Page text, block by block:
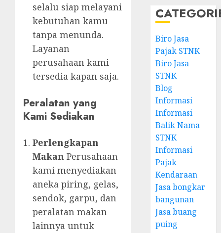
selalu siap melayani
kebutuhan kamu
tanpa menunda.
Layanan
perusahaan kami
tersedia kapan saja.
Peralatan yang
Kami Sediakan
Perlengkapan
Makan Perusahaan
kami menyediakan
aneka piring, gelas,
sendok, garpu, dan
peralatan makan
lainnya untuk
Biro Jasa
Pajak STNK
Biro Jasa
STNK
Blog
Informasi
Informasi
Balik Nama
STNK
Informasi
Pajak
Kendaraan
Jasa bongkar
bangunan
Jasa buang
puing